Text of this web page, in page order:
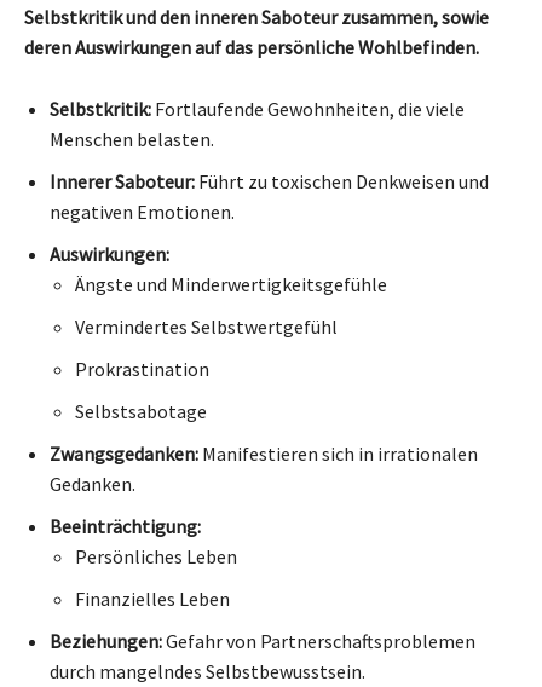
Selbstkritik und den inneren Saboteur zusammen, sowie
deren Auswirkungen auf das persönliche Wohlbefinden.
Selbstkritik: Fortlaufende Gewohnheiten, die viele
Menschen belasten.
Innerer Saboteur: Führt zu toxischen Denkweisen und
negativen Emotionen.
Auswirkungen:
Ängste und Minderwertigkeitsgefühle
Vermindertes Selbstwertgefühl
Prokrastination
Selbstsabotage
Zwangsgedanken: Manifestieren sich in irrationalen
Gedanken.
Beeinträchtigung:
Persönliches Leben
Finanzielles Leben
Beziehungen:Gefahr von Partnerschaftsproblemen
durch mangelndes Selbstbewusstsein.